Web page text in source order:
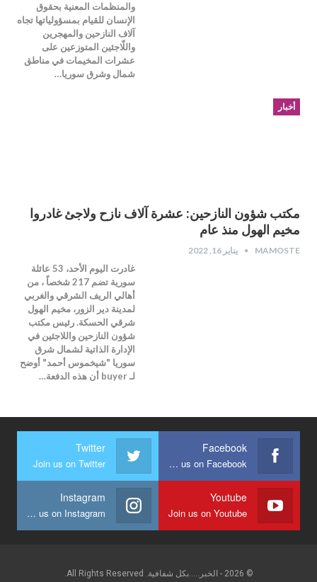
والمنظمات المعنية بحقوق
الإنسان للقيام بمسؤولياتها تجاه
آلاف النازحين والمهجرين
واللّاجئين المتوزعين على
عشرات المخيمات في مناطق
شمال وشرق سوريا…
أخبار
مكتب شؤون النازحين: عشرة آلاف نازح ولاجئ غادروا
مخيم الهول منذ عام
MAMOSTE يناير 16, 2022
غادرت اليوم الأحد، 53 عائلة
سورية تضم 217 شخصاً ، من
أهالي الريف الشرقي والغربي
لمدينة دير الزور، مخيم الهول
شرقي الحسكة. رئيس مكتب
شؤون النازحين واللاجئين في
الإدارة الذاتية لشمال شرق
سوريا "شيخموس أحمد" أوضح
لـ buyer أن هذه الدفعة…
Facebook
Join us on Facebook
Twitter
Join us on Twitter
Youtube
Join us on Youtube
Instagram
Join us on Instagram
© 2026 - الخبر.....بكل شفافية. All Rights Reserved.